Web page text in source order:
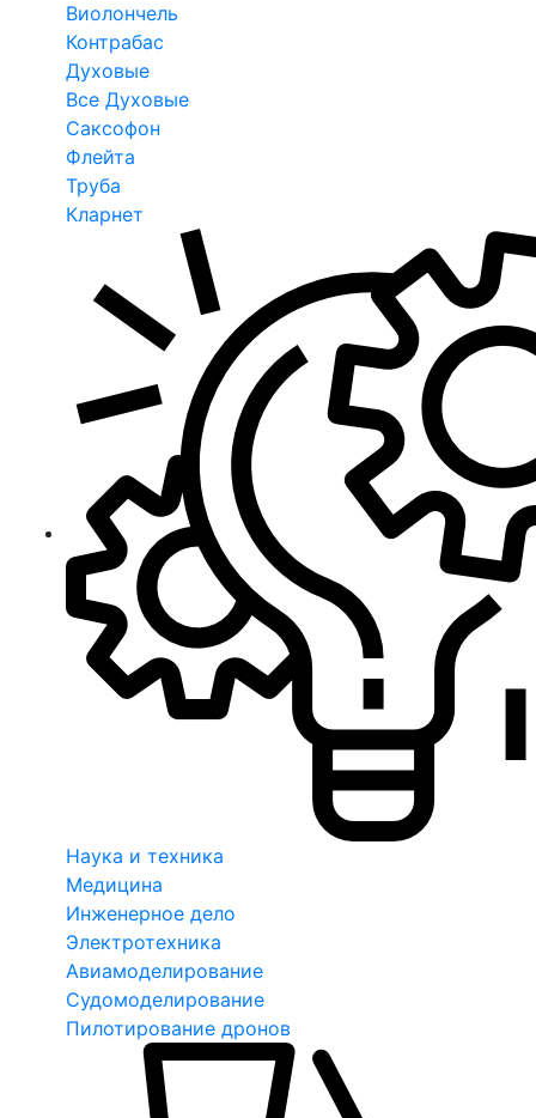
Виолончель
Контрабас
Духовые
Все Духовые
Саксофон
Флейта
Труба
Кларнет
Наука и техника
Медицина
Инженерное дело
Электротехника
Авиамоделирование
Судомоделирование
Пилотирование дронов